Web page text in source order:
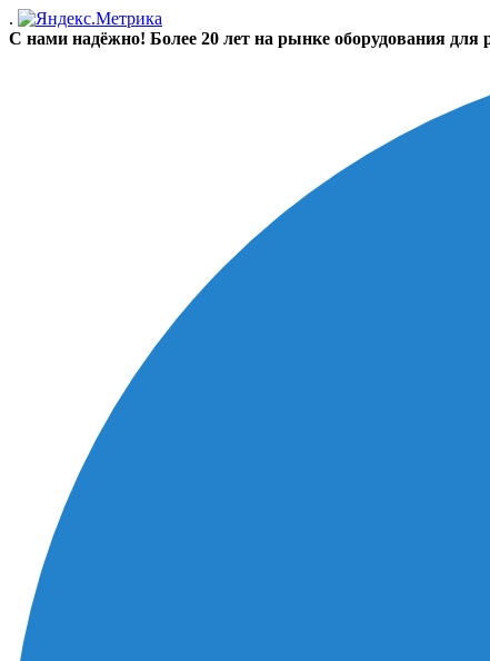
.
С нами надёжно! Более 20 лет на рынке оборудования для